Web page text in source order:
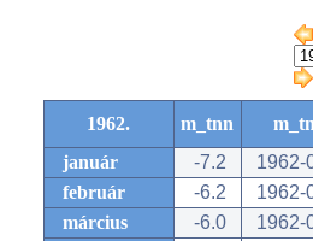
1962. m_tnn
január
-7.2
1962-
február
-6.2
1962-
március
-6.0
1962-